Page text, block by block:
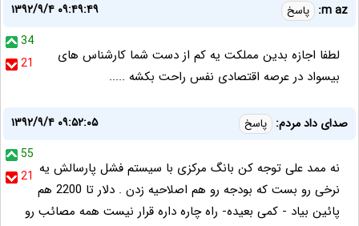
m az: پاسخ
۱۳۹۲/۹/۴ ۰۹:۴۹:۴۹
34
21
لطفا اجازه بدین مملکت یه کم از دست شما کارشناس های
بیسواد در عرصه اقتصادی نفس راحت بکشه .....
صدای داد مردم: پاسخ
۱۳۹۲/۹/۴ ۰۹:۵۲:۰۵
55
21 نه ممد علی توجه کن بانگ مرکزی با سیستم فشل پارسالش یه
نرخی رو بست که بودجه رو هم اصلاحیه زدن . دلار تا 2200 هم
پائین بیاد - کمی بعیده- راه چاره داره قرار نیست همه مصائب رو